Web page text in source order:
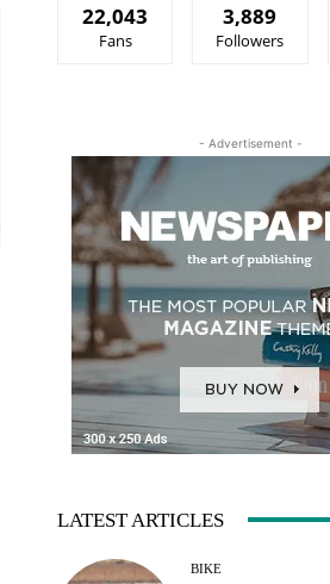
22,043
Fans
3,889
Followers
- Advertisement -
LATEST ARTICLES
BIKE